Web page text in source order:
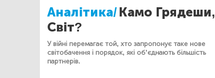
Аналітика/Камо Грядеши,
Світ?
У війні перемагає той, хто запропонує таке нове
світобачення і порядок, які об’єднають більшість
партнерів.